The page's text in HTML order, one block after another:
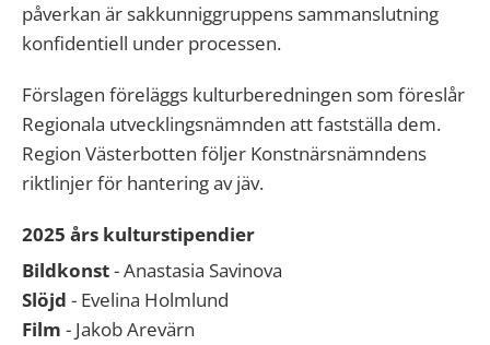
påverkan är sakkunniggruppens sammanslutning
konfidentiell under processen.
Förslagen föreläggs kulturberedningen som föreslår
Regionala utvecklingsnämnden att fastställa dem.
Region Västerbotten följer Konstnärsnämndens
riktlinjer för hantering av jäv.
2025 års kulturstipendier
Bildkonst- Anastasia Savinova
Slöjd - Evelina Holmlund
Film - Jakob Arevärn